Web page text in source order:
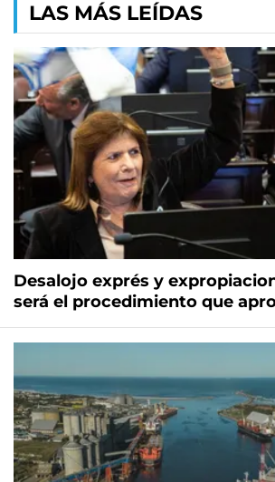
LAS MÁS LEÍDAS
Desalojo exprés y
será el procedimiento que